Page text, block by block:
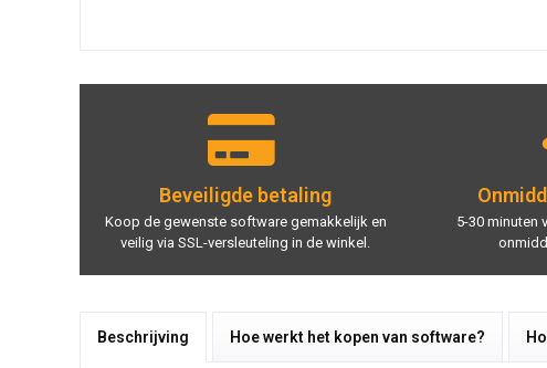
Beveiligde betaling
Koop de gewenste software gemakkelijk en
veilig via SSL-versleuteling in de winkel.
5-30 minuten
Beschrijving Hoe werkt het kopen van software?